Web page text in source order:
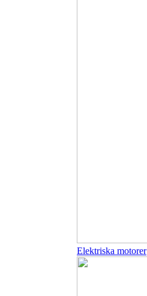
Elektriska motorer